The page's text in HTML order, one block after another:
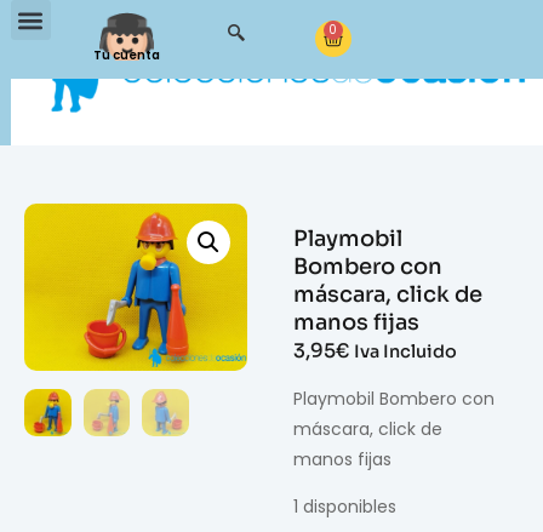
Tu cuenta
0
Playmobil
Bombero con
máscara, click de
manos fijas
3,95€ Iva Incluido
Playmobil Bombero con
máscara, click de
manos fijas
1 disponibles